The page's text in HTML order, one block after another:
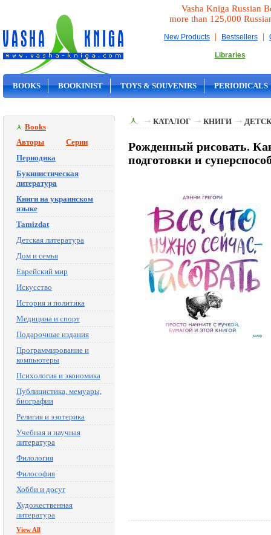
Vasha Kniga Russian
more than 125,000
New Products | Bestsellers |
Libraries
BOOKS BOOKINIST TOYS & SOUVENIRS PERIODICALS
Books
Авторы
Серии
Периодика
Букинистическая
литература
Книги на украинском
языке
Tamizdat
Детская литература
Дом и семья
Еврейский мир
Искусство
История и политика
Медицина и спорт
Подарочные издания
Программирование и
компьютеры
Психология и экономика
Публицистика, мемуары,
биографии
Религия и эзотерика
Учебная и научная
литература
Филология
Философия
Хобби и досуг
Художественная
литература
View All
КАТАЛОГ КНИГИ
Рожденный рисовать.
подготовки и